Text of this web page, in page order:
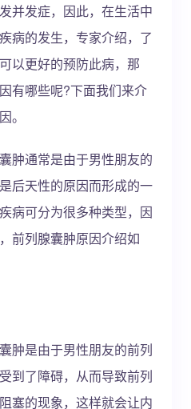
并发症，因此，在生活中
病的发生，专家介绍，了
以更好的预防此病，那
有哪些呢?下面我们来介
。
肿通常是由于男性朋友的
后天性的原因而形成的一
病可分为很多种类型，因
前列腺囊肿原因介绍如
肿是由于男性朋友的前列
到了障碍，从而导致前列
塞的现象，这样就会让内